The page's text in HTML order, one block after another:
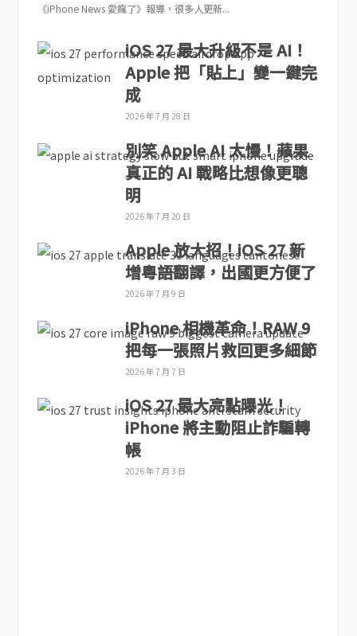
《iPhone News 愛瘋了》報導，很多人更新...
iOS 27 最大升級不是 AI！
Apple 把「貼上」變一鍵完
成
2026 年 7 月 28 日
別笑 Apple AI 太慢！蘋果
真正的 AI 戰略比想像更聰
明
2026 年 7 月 20 日
Apple 放大招！iOS 27 新
增粵語翻譯，出國更方便了
2026 年 7 月 9 日
iPhone 相機革命！RAW 9
把每一張照片救回更多細節
2026 年 7 月 7 日
iOS 27 最大亮點曝光！
iPhone 將主動阻止詐騙轉
帳
2026 年 7 月 3 日